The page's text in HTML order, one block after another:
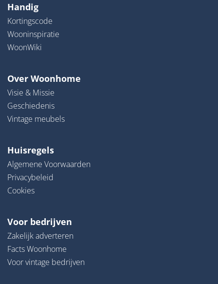
Handig
Kortingscode
Wooninspiratie
WoonWiki
Over Woonhome
Visie & Missie
Geschiedenis
Vintage meubels
Huisregels
Algemene Voorwaarden
Privacybeleid
Cookies
Voor bedrijven
Zakelijk adverteren
Facts Woonhome
Voor vintage bedrijven